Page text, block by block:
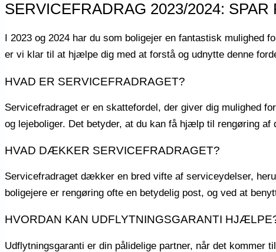
SERVICEFRADRAG 2023/2024:
I 2023 og 2024 har du som boligejer en fantastisk
er vi klar til at hjælpe dig med at forstå og udnytte denne
HVAD ER SERVICEFRADRAGET?
Servicefradraget er en skattefordel, der giver dig mulighed
og lejeboliger. Det betyder, at du kan få hjælp til rengøring
HVAD DÆKKER SERVICEFRADRAGET?
Servicefradraget dækker en bred vifte af serviceydelser,
boligejere er rengøring ofte en betydelig post, og ved at
HVORDAN KAN UDFLYTNINGSGARANTI
Udflytningsgaranti er din pålidelige partner, når det kommer